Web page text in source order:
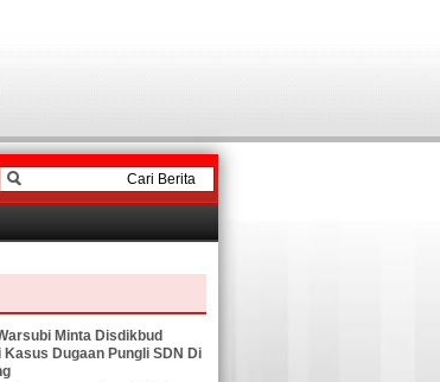
Minta Disdikbud
Kasus Dugaan Pungli SDN Di